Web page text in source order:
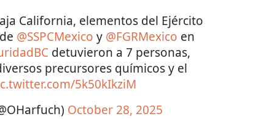
California, elementos del Ejército
@SSPCMexico y @FGRMexico en
detuvieron a 7 personas,
precursores químicos y el
5k50kIkziM
October 28, 2025